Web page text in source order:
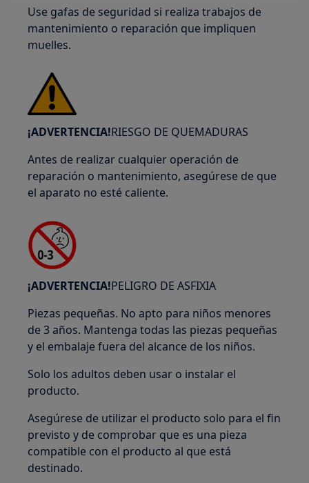
Use gafas de seguridad si realiza trabajos de
mantenimiento o reparación que impliquen
muelles.
¡ADVERTENCIA!RIESGO DE QUEMADURAS
Antes de realizar cualquier operación de
reparación o mantenimiento, asegúrese de que
el aparato no esté caliente.
¡ADVERTENCIA!PELIGRO DE ASFIXIA
Piezas pequeñas. No apto para niños menores
de 3 años. Mantenga todas las piezas pequeñas
y el embalaje fuera del alcance de los niños.
Solo los adultos deben usar o instalar el
producto.
Asegúrese de utilizar el producto solo para el fin
previsto y de comprobar que es una pieza
compatible con el producto al que está
destinado.